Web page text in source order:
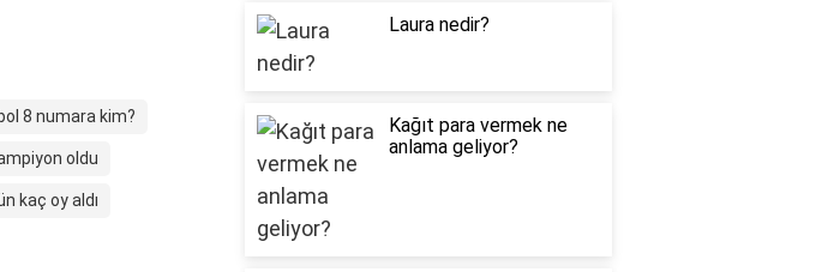
8 numara kim?
oldu
kaç oy aldı
Laura nedir?
Kağıt para vermek ne
anlama geliyor?